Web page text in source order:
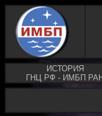
ИСТОРИЯ
ГНЦ РФ - ИМБП РАН